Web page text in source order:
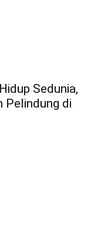
Sedunia,
Pelindung di